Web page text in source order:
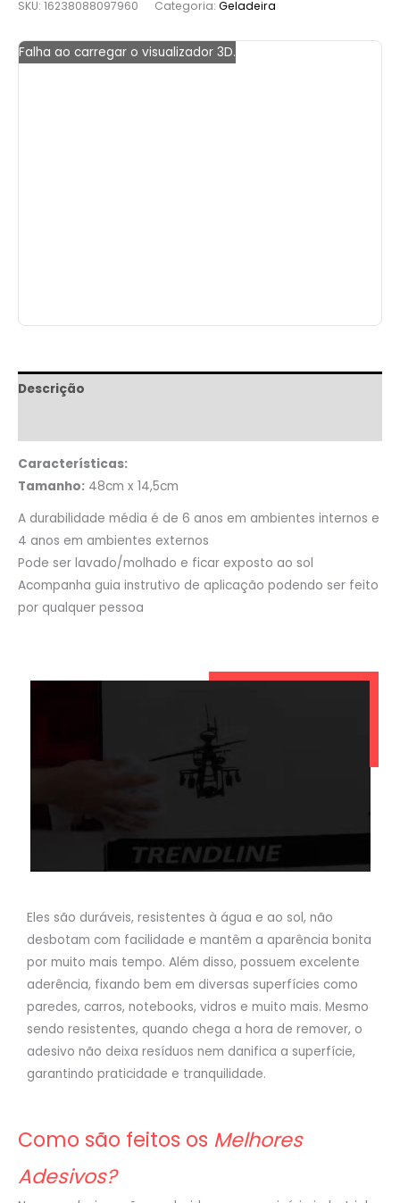
SKU: 16238088097960 Categoria: Geladeira
Falha ao carregar o visualizador 3D.
Descrição
Características:
Tamanho: 48cm x 14,5cm
A durabilidade média é de 6 anos em ambientes internos e
4 anos em ambientes externos
Pode ser lavado/molhado e ficar exposto ao sol
Acompanha guia instrutivo de aplicação podendo ser feito
por qualquer pessoa
Eles são duráveis, resistentes à água e ao sol, não
desbotam com facilidade e mantêm a aparência bonita
por muito mais tempo. Além disso, possuem excelente
aderência, fixando bem em diversas superfícies como
paredes, carros, notebooks, vidros e muito mais. Mesmo
sendo resistentes, quando chega a hora de remover, o
adesivo não deixa resíduos nem danifica a superfície,
garantindo praticidade e tranquilidade.
Como são feitos os Melhores
Adesivos?